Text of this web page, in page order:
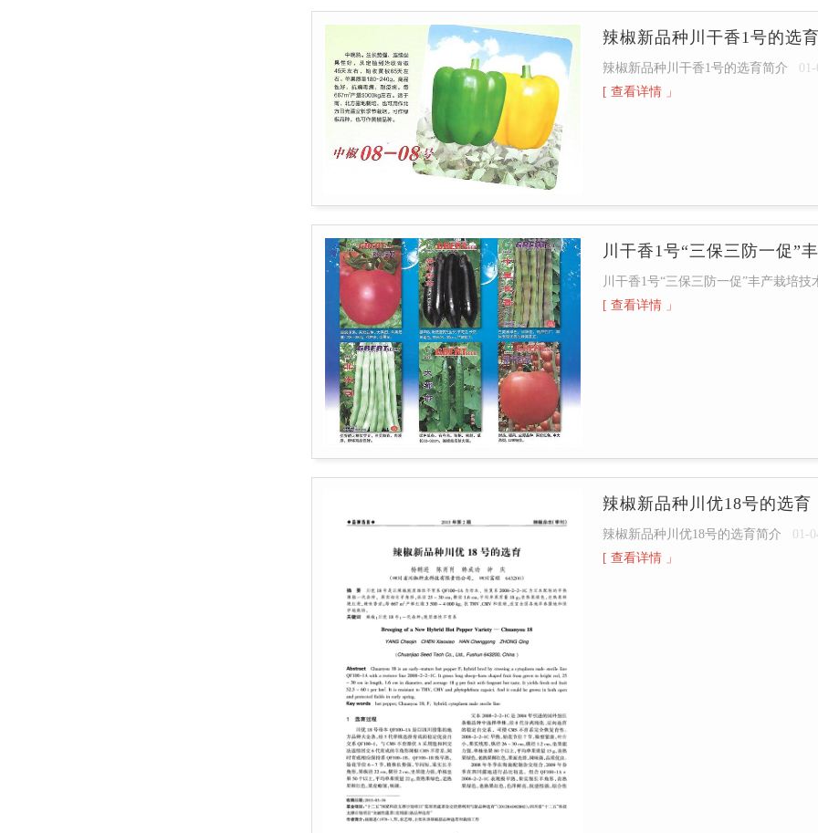
辣椒新品种川干香1号的选
辣椒新品种川干香1号的选育简介
[ 查看详情 」
川干香1号“三保三防一促”
川干香1号“三保三防一促”丰产栽培技
[ 查看详情 」
辣椒新品种川优18号的选育
辣椒新品种川优18号的选育简介
01-
[ 查看详情 」